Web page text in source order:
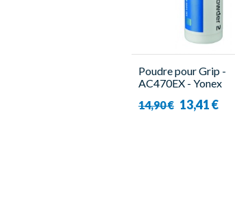
Poudre pour Grip -
AC470EX - Yonex
14,90 € 13,41 €